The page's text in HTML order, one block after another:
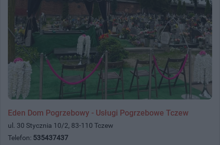
Eden Dom Pogrzebowy - Usługi Pogrzebowe Tczew
ul. 30 Stycznia 10/2, 83-110 Tczew
Telefon: 535437437